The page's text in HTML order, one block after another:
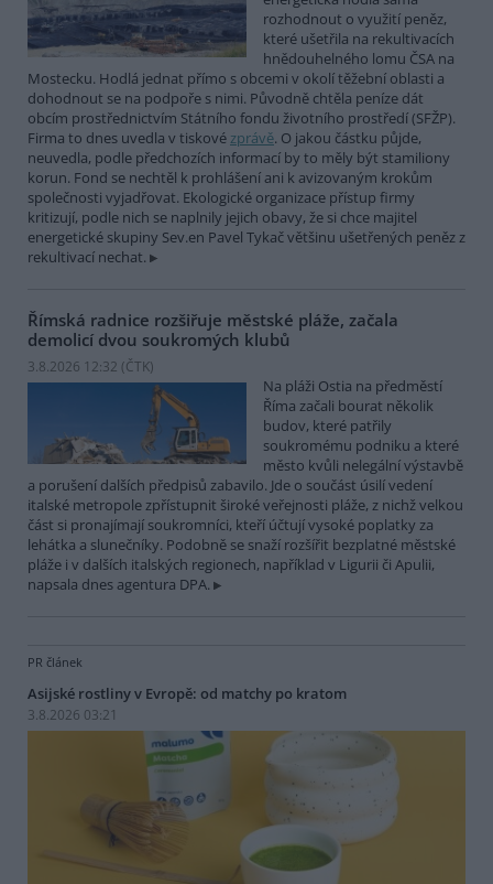
rozhodnout o využití peněz,
které ušetřila na rekultivacích
hnědouhelného lomu ČSA na
Mostecku. Hodlá jednat přímo s obcemi v okolí těžební oblasti a
dohodnout se na podpoře s nimi. Původně chtěla peníze dát
obcím prostřednictvím Státního fondu životního prostředí (SFŽP).
Firma to dnes uvedla v tiskovézprávě. O jakou částku půjde,
neuvedla, podle předchozích informací by to měly být stamiliony
korun. Fond se nechtěl k prohlášení ani k avizovaným krokům
společnosti vyjadřovat. Ekologické organizace přístup firmy
kritizují, podle nich se naplnily jejich obavy, že si chce majitel
energetické skupiny Sev.en Pavel Tykač většinu ušetřených peněz z
rekultivací nechat.
Římská radnice rozšiřuje městské pláže, začala
demolicí dvou soukromých klubů
3.8.2026 12:32 (ČTK)
Na pláži Ostia na předměstí
Říma začali bourat několik
budov, které patřily
soukromému podniku a které
město kvůli nelegální výstavbě
a porušení dalších předpisů zabavilo. Jde o součást úsilí vedení
italské metropole zpřístupnit široké veřejnosti pláže, z nichž velkou
část si pronajímají soukromníci, kteří účtují vysoké poplatky za
lehátka a slunečníky. Podobně se snaží rozšířit bezplatné městské
pláže i v dalších italských regionech, například v Ligurii či Apulii,
napsala dnes agentura DPA.
PR článek
Asijské rostliny v Evropě: od matchy po kratom
3.8.2026 03:21